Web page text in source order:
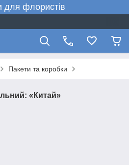
для флористів
Пакети та коробки
«Китай»